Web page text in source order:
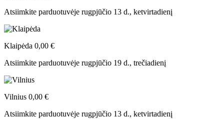
Atsiimkite parduotuvėje rugpjūčio 13 d., ketvirtadienį
Klaipėda 0,00 €
Atsiimkite parduotuvėje rugpjūčio 19 d., trečiadienį
Vilnius 0,00 €
Atsiimkite parduotuvėje rugpjūčio 13 d., ketvirtadienį